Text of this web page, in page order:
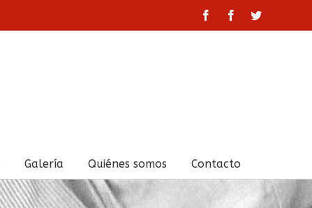
facebookfacebooktwitter
Galería Quiénes somos Contacto